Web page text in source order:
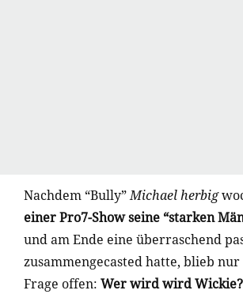
Nachdem “Bully”Michael herbig
einer Pro7-Show seine “starken
und am Ende eine überraschend
zusammengecasted hatte, blieb nur
Frage offen: Wer wird wird Wickie?